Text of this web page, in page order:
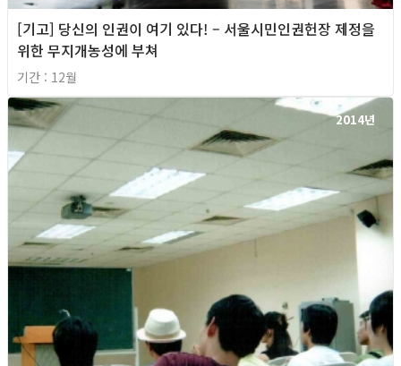
[기고] 당신의 인권이 여기 있다! – 서울시민인권헌장 제정을
위한 무지개농성에 부쳐
기간 : 12월
2014년